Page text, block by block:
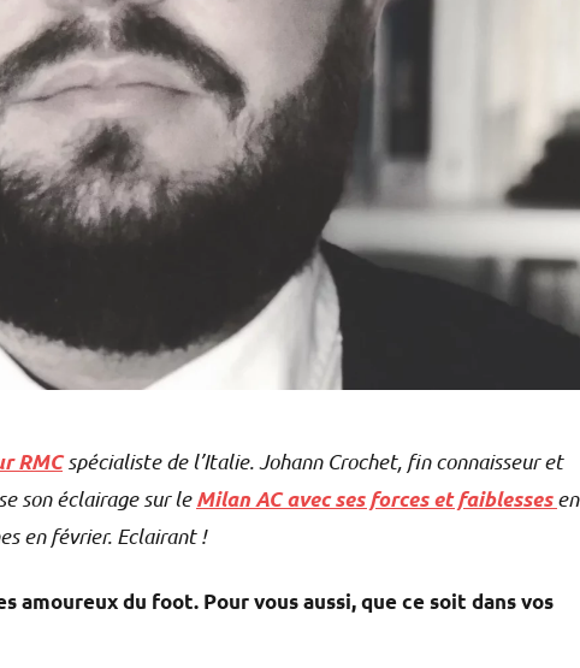
RMCspécialiste de l’Italie. Johann Crochet, fin connaisseur et
son éclairage sur leMilan AC avec ses forces et faiblessesen
en février. Eclairant !
amoureux du foot. Pour vous aussi, que ce soit dans vos